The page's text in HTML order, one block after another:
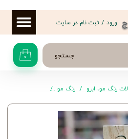
جستجو ۰
ورود / ثبت نام در سایت
رنگ مو، ابرو رنگ مو